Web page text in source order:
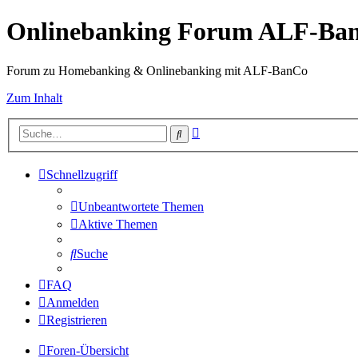
Onlinebanking Forum ALF-
Forum zu Homebanking & Onlinebanking mit ALF-BanCo
Zum Inhalt
Suche
Schnellzugriff
Unbeantwortete Themen
Aktive Themen
Suche
FAQ
Anmelden
Registrieren
Foren-Übersicht